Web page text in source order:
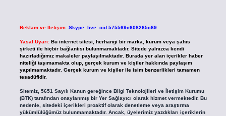
Reklam ve İletişim: Skype: live:.cid.575569c608265c69
Yasal Uyarı: Bu internet sitesi, herhangi bir marka, kurum veya şahıs
şirketi ile hiçbir bağlantısı bulunmamaktadır. Sitede yalnızca kendi
hazırladığımız makaleler paylaşılmaktadır. Burada yer alan içerikler haber
niteliği taşımamakta olup, gerçek kurum ve kişiler hakkında paylaşım
yapılmamaktadır. Gerçek kurum ve kişiler ile isim benzerlikleri tamamen
tesadüfidir.
Sitemiz, 5651 Sayılı Kanun gereğince Bilgi Teknolojileri ve İletişim Kurumu
(BTK) tarafından onaylanmış bir Yer Sağlayıcı olarak hizmet vermektedir. Bu
nedenle, sitedeki içerikleri proaktif olarak denetleme veya araştırma
yükümlülüğümüz bulunmamaktadır. Ancak, üyelerimiz yazdıkları içeriklerin